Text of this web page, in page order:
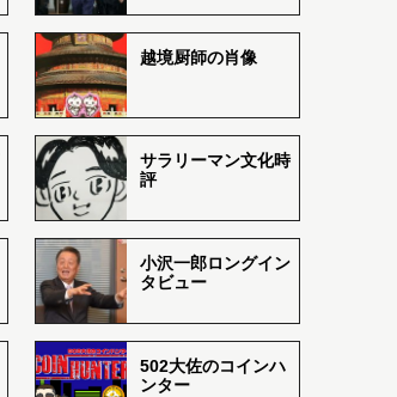
越境厨師の肖像
サラリーマン文化時
評
小沢一郎ロングイン
タビュー
502大佐のコインハ
ンター